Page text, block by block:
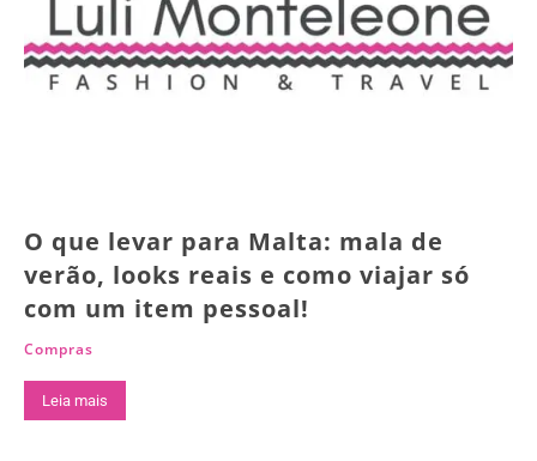
O que levar para Malta: mala de
verão, looks reais e como viajar só
com um item pessoal!
Compras
Leia mais